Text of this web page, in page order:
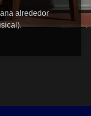
alrededor